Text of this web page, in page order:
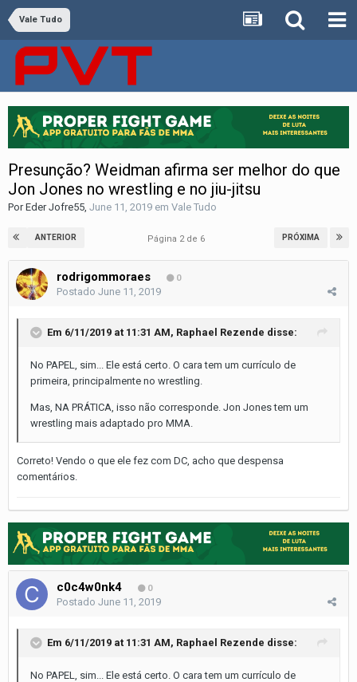
Vale Tudo
Presunção? Weidman afirma ser melhor do que
Jon Jones no wrestling e no jiu-jitsu
PorEder Jofre55 June 11, 2019 em Vale Tudo
ANTERIOR PRÓXIMA
Página 2 de 6
rodrigommoraes 0
Postado June 11, 2019
Em 6/11/2019 at 11:31 AM, Raphael Rezende disse:
No PAPEL, sim... Ele está certo. O cara tem um currículo de
primeira, principalmente no wrestling.
Mas, NA PRÁTICA, isso não corresponde. Jon Jones tem um
wrestling mais adaptado pro MMA.
Correto! Vendo o que ele fez com DC, acho que despensa
comentários.
c0c4w0nk4 0
Postado June 11, 2019
Em 6/11/2019 at 11:31 AM, Raphael Rezende disse:
No PAPEL, sim... Ele está certo. O cara tem um currículo de